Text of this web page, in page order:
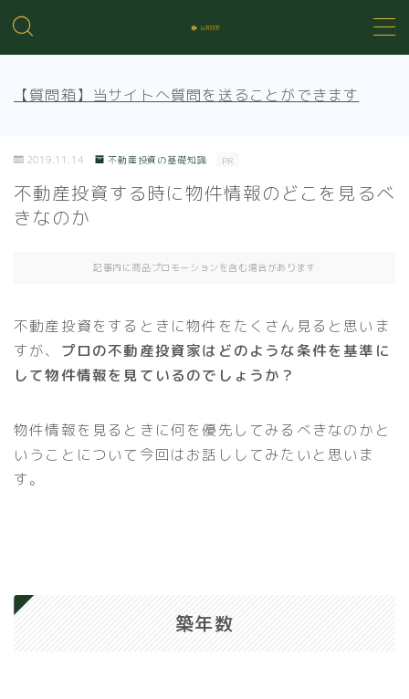
売買知識
賃貸トラブル
【質問箱】当サイトへ質問を送ることができます
2019.11.14 不動産投資の基礎知識 PR
不動産投資する時に物件情報のどこを見るべ
きなのか
記事内に商品プロモーションを含む場合があります
不動産投資をするときに物件をたくさん見ると思いま
すが、 プロの不動産投資家はどのような条件を基準に
して物件情報を見ているのでしょうか？
物件情報を見るときに何を優先してみるべきなのかと
いうことについて今回はお話ししてみたいと思いま
す。
築年数